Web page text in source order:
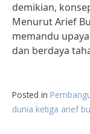
demikian,
Menurut Arief
memandu
dan berdaya
Posted in
dunia ketiga arief